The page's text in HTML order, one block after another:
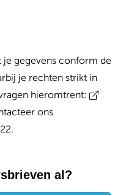
je gegevens conform de
je rechten strikt in
hieromtrent:
ons
al?